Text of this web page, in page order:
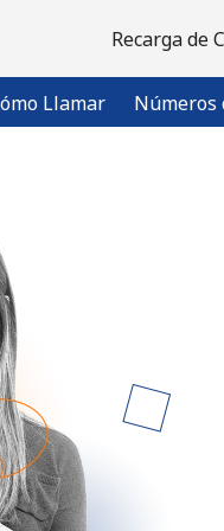
Recarga de
Llamar Números
¿Ya tienes